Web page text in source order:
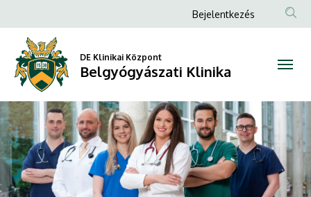
Klinika
Anonim
menüje
Bejelentkezés
DE Klinikai Központ
Belgyógyászati Klinika
DIAVETÍTÉS